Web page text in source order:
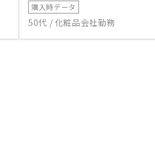
購入時データ
50代 / 化粧品会社勤務